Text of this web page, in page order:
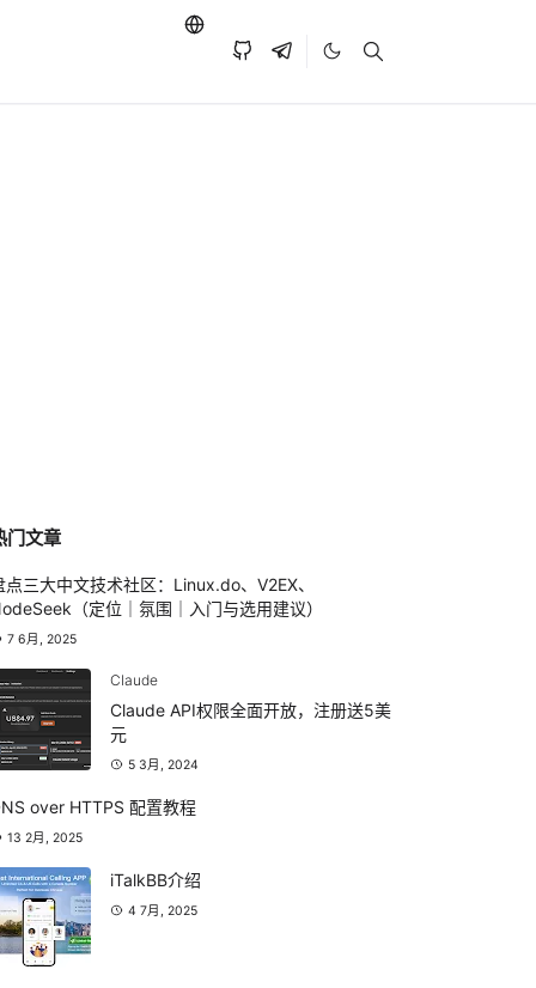
门文章
点三大中文技术社区：Linux.do、V2EX、
（定位｜氛围｜入门与选用建议）
7 6月, 2025
Claude
Claude API权限全面开放，注册送5美
元
5 3月, 2024
over HTTPS 配置教程
13 2月, 2025
iTalkBB介绍
4 7月, 2025